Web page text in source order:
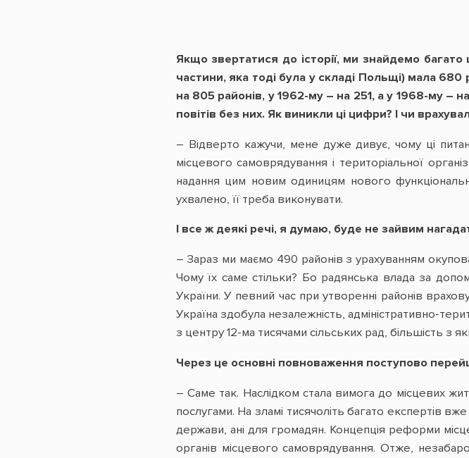
Якщо звертатися до історії, ми знайдемо багато
частини, яка тоді була у складі Польщі) мала
на 805 районів, у 1962-му – на 251, а у 1968-му –
повітів без них. Як виникли ці цифри? І чи
– Відверто кажучи, мене дуже дивує, чому ці
місцевого самоврядування і територіальної
надання цим новим одиницям нового
ухвалено, її треба виконувати.
І все ж деякі речі, я думаю, буде не зайвим
– Зараз ми маємо 490 районів з урахуванням
Чому їх саме стільки? Бо радянська влада за
України. У певний час при утворенні районів
Україна здобула незалежність, адміністративно-
з центру 12-ма тисячами сільських рад, більшість
Через це основні повноваження поступово
– Саме так. Наслідком стала вимога до місцевих
послугами. На зламі тисячоліть багато експертів
держави, ані для громадян. Концепція реформи
органів місцевого самоврядування. Отже,